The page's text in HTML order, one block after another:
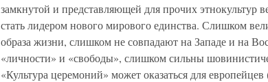
замкнутой и представляющей для прочих этнокультур
стать лидером нового мирового единства. Слишком
образа жизни, слишком не совпадают на Западе и на
«личности» и «свободы», слишком сильны
«Культура церемоний» может оказаться для